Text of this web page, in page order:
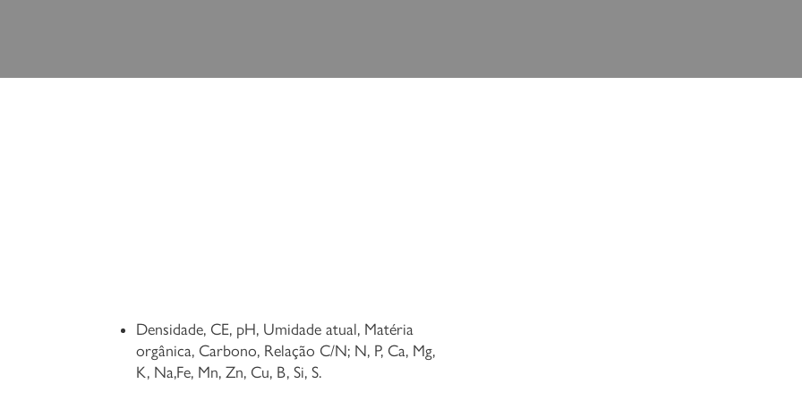
Densidade, CE, pH, Umidade atual, Matéria
orgânica, Carbono, Relação C/N; N, P, Ca, Mg,
K, Na,Fe, Mn, Zn, Cu, B, Si, S.